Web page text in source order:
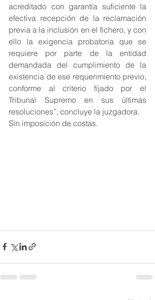
acreditado con garantía suficiente la
efectiva recepción de la reclamación
previa a la inclusión en el fichero, y con
ello la exigencia probatoria que se
requiere por parte de la entidad
demandada del cumplimiento de la
existencia de ese requerimiento previo,
conforme al criterio fijado por el
Tribunal Supremo en sus últimas
resoluciones”, concluye la juzgadora.
Sin imposición de costas.